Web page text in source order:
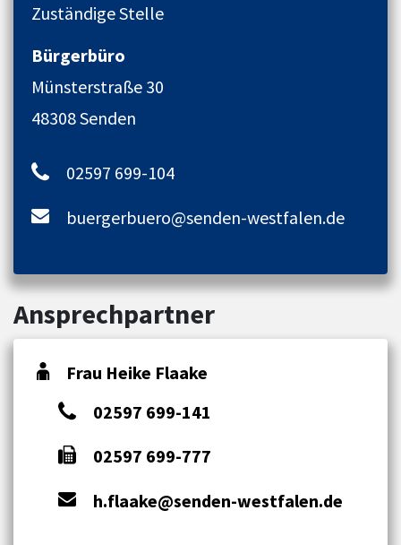
Zuständige Stelle
Bürgerbüro
Münsterstraße 30
48308 Senden
02597 699-104
buergerbuero@senden-westfalen.de
Ansprechpartner
Frau Heike Flaake
02597 699-141
02597 699-777
h.flaake@senden-westfalen.de